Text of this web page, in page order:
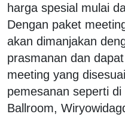
harga spesial mulai
Dengan paket
akan dimanjakan
prasmanan dan
meeting yang
pemesanan seperti
Ballroom,